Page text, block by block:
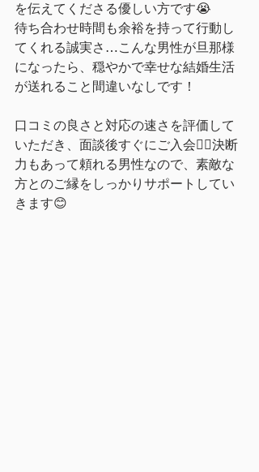
を伝えてくださる優しい方です😭
待ち合わせ時間も余裕を持って行動し
てくれる誠実さ…こんな男性が旦那様
になったら、穏やかで幸せな結婚生活
が送れること間違いなしです！
口コミの良さと対応の速さを評価して
いただき、面談後すぐにご入会🙇‍♀️決断
力もあって頼れる男性なので、素敵な
方とのご縁をしっかりサポートしてい
きます😊